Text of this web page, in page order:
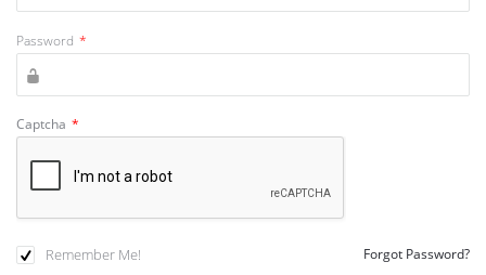
Password *
Captcha *
Remember Me! Forgot Password?